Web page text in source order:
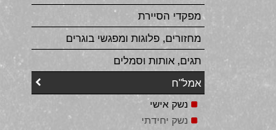
מפקדי הסיירת
מחזורים, פלוגות ומפגשי בוגרים
תגים, אותות וסמלים
אמל"ח
נשק אישי
נשק יחידתי